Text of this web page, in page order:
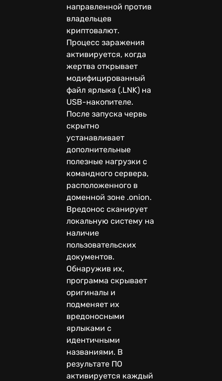
направленной против
владельцев
криптовалют.
Процесс заражения
активируется, когда
жертва открывает
модифицированный
файл ярлыка (.LNK) на
USB-накопителе.
После запуска червь
скрытно
устанавливает
дополнительные
полезные нагрузки с
командного сервера,
расположенного в
доменной зоне .onion.
Вредонос сканирует
локальную систему на
наличие
пользовательских
документов.
Обнаружив их,
программа скрывает
оригиналы и
подменяет их
вредоносными
ярлыками с
идентичными
названиями. В
результате ПО
активируется каждый